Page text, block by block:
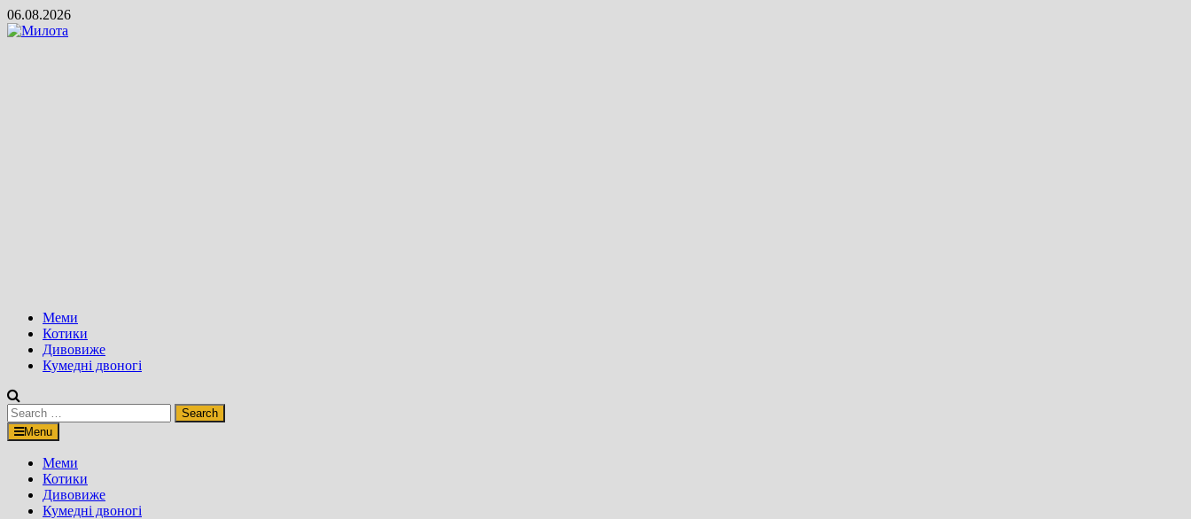
Skip
to
06.08.2026
Меми
Котики
Дивовиже
Кумедні двоногі
Search
for:Menu
Меми
Котики
Дивовиже
Кумедні двоногі